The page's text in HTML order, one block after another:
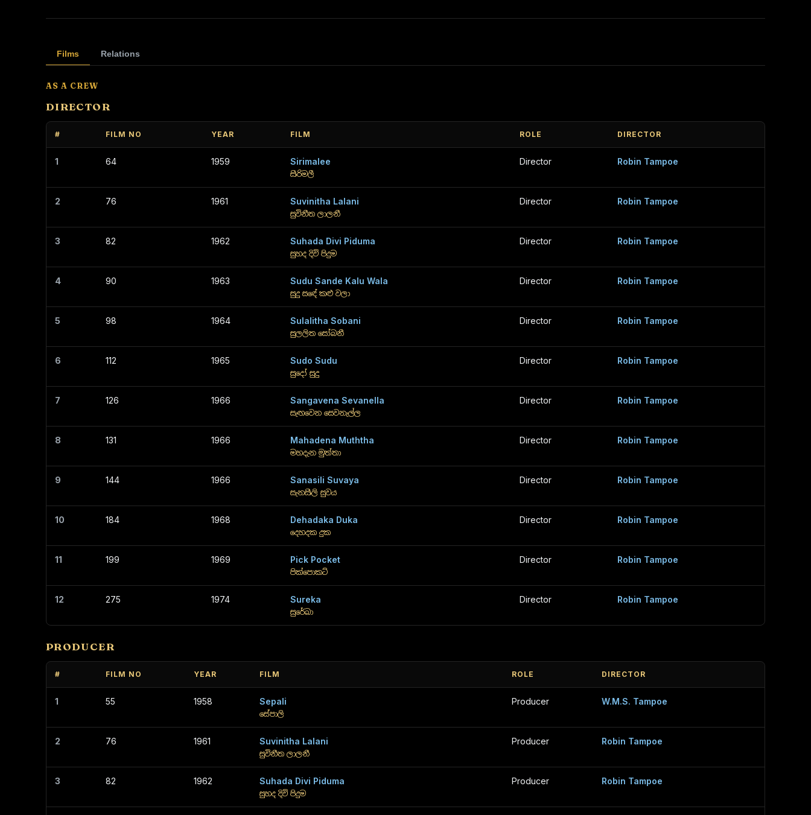
Films Relations
AS A CREW
DIRECTOR
# FILM NO YEAR FILM ROLE DIRECTOR
1 64 1959 Sirimalee
සිරිමලී
Director Robin Tampoe
2 76 1961 Suvinitha Lalani
සුවිනීත ලාලනී
Director Robin Tampoe
3 82 1962 Suhada Divi Piduma
සුහද දිවි පිදුම
Director Robin Tampoe
4 90 1963 Sudu Sande Kalu Wala
සුදු සඳේ කළු වලා
Director Robin Tampoe
5 98 1964 Sulalitha Sobani
සුලලිත සෝබනී
Director Robin Tampoe
6 112 1965 Sudo Sudu
සුදෝ සුදු
Director Robin Tampoe
7 126 1966 Sangavena Sevanella
සැඟවෙන සෙවනැල්ල
Director Robin Tampoe
8 131 1966 Mahadena Muththa
මහදැන මුත්තා
Director Robin Tampoe
9 144 1966 Sanasili Suvaya
සැනසිලි සුවය
Director Robin Tampoe
10 184 1968 Dehadaka Duka
දෙහදක දුක
Director Robin Tampoe
11 199 1969 Pick Pocket
පික්පොකට්
Director Robin Tampoe
12 275 1974 Sureka
සුරේඛා
Director Robin Tampoe
PRODUCER
# FILM NO YEAR FILM ROLE DIRECTOR
1 55 1958 Sepali
සේපාලි
Producer W.M.S. Tampoe
2 76 1961 Suvinitha Lalani
සුවිනීත ලාලනී
Producer Robin Tampoe
3 82 1962 Suhada Divi Piduma
සුහද දිවි පිදුම
Producer Robin Tampoe